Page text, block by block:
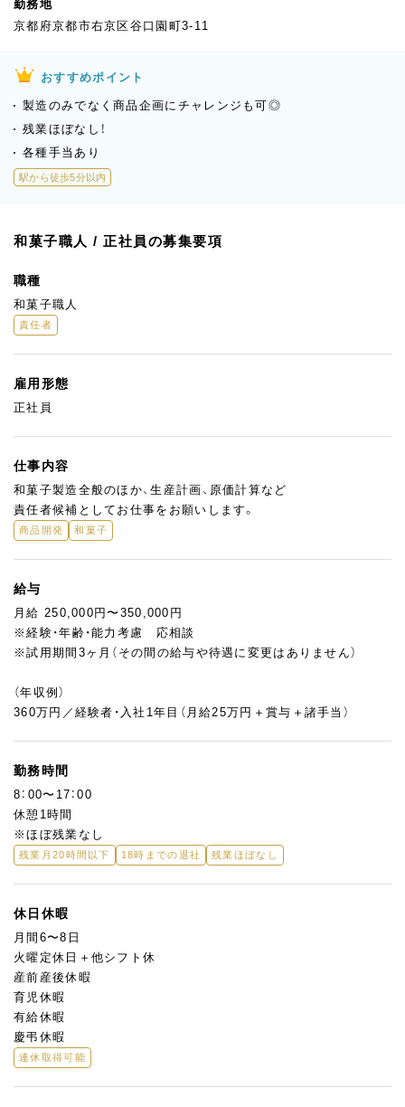
勤務地
京都府京都市右京区谷口園町3-11
おすすめポイント
製造のみでなく商品企画にチャレンジも可◎
残業ほぼなし！
各種手当あり
駅から徒歩5分以内
和菓子職人 / 正社員の募集要項
職種
和菓子職人
責任者
雇用形態
正社員
仕事内容
和菓子製造全般のほか、生産計画、原価計算など
責任者候補としてお仕事をお願いします。
商品開発 和菓子
給与
月給 250,000円〜350,000円
※経験・年齢・能力考慮 応相談
※試用期間3ヶ月（その間の給与や待遇に変更はありません）
（年収例）
360万円／経験者・⼊社1年⽬（⽉給25万円＋賞与＋諸⼿当）
勤務時間
8：00〜17：00
休憩1時間
※ほぼ残業なし
残業月20時間以下 18時までの退社 残業ほぼなし
休日休暇
月間6〜8日
⽕曜定休日＋他シフト休
産前産後休暇
育児休暇
有給休暇
慶弔休暇
連休取得可能